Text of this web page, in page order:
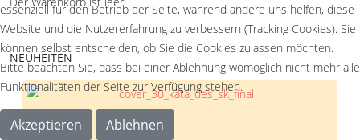
NEUHEITEN
essenziell für den Betrieb der Seite, während andere uns helfen, diese
Website und die Nutzererfahrung zu verbessern (Tracking Cookies). Sie
können selbst entscheiden, ob Sie die Cookies zulassen möchten.
Bitte beachten Sie, dass bei einer Ablehnung womöglich nicht mehr alle
Funktionalitäten der Seite zur Verfügung stehen.
Akzeptieren Ablehnen